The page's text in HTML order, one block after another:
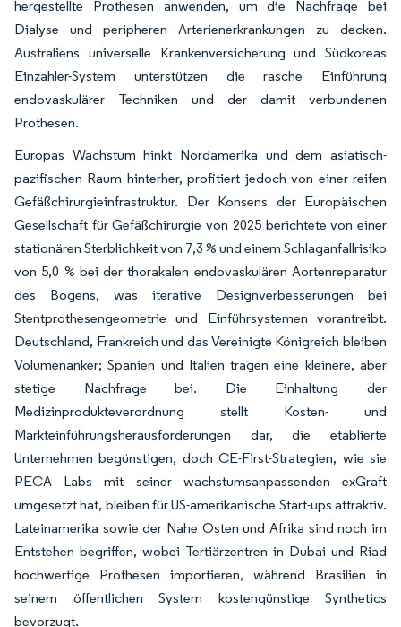
hergestellte Prothesen anwenden, um die Nachfrage bei
Dialyse und peripheren Arterienerkrankungen zu decken.
Australiens universelle Krankenversicherung und Südkoreas
Einzahler-System unterstützen die rasche Einführung
endovaskulärer Techniken und der damit verbundenen
Prothesen.
Europas Wachstum hinkt Nordamerika und dem asiatisch-
pazifischen Raum hinterher, profitiert jedoch von einer reifen
Gefäßchirurgieinfrastruktur. Der Konsens der Europäischen
Gesellschaft für Gefäßchirurgie von 2025 berichtete von einer
stationären Sterblichkeit von 7,3 % und einem Schlaganfallrisiko
von 5,0 % bei der thorakalen endovaskulären Aortenreparatur
des Bogens, was iterative Designverbesserungen bei
Stentprothesengeometrie und Einführsystemen vorantreibt.
Deutschland, Frankreich und das Vereinigte Königreich bleiben
Volumenanker; Spanien und Italien tragen eine kleinere, aber
stetige Nachfrage bei. Die Einhaltung der
Medizinprodukteverordnung stellt Kosten- und
Markteinführungsherausforderungen dar, die etablierte
Unternehmen begünstigen, doch CE-First-Strategien, wie sie
PECA Labs mit seiner wachstumsanpassenden exGraft
umgesetzt hat, bleiben für US-amerikanische Start-ups attraktiv.
Lateinamerika sowie der Nahe Osten und Afrika sind noch im
Entstehen begriffen, wobei Tertiärzentren in Dubai und Riad
hochwertige Prothesen importieren, während Brasilien in
seinem öffentlichen System kostengünstige Synthetics
bevorzugt.